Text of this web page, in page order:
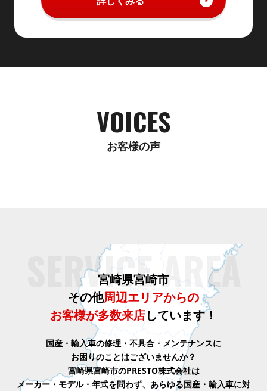
VOICES
お客様の声
SERVICE AREA
宮崎県宮崎市
その他周辺エリアからの
お客様が多数来店しています！
国産・輸入車の修理・不具合・メンテナンスに
お困りのことはございませんか？
宮崎県宮崎市のPRESTO株式会社は
メーカー・モデル・年式を問わず、 あらゆる国産・輸入車に対